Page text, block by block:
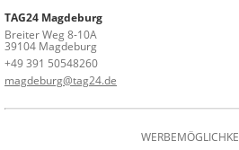
TAG24 Magdeburg
Breiter Weg 8-10A
39104 Magdeburg
+49 391 50548260
magdeburg@tag24.de